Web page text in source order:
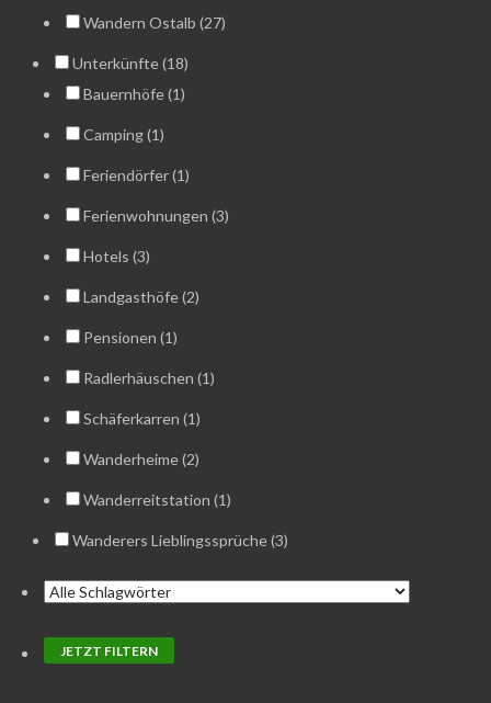
Wandern Ostalb (27)
Unterkünfte (18)
Bauernhöfe (1)
Camping (1)
Feriendörfer (1)
Ferienwohnungen (3)
Hotels (3)
Landgasthöfe (2)
Pensionen (1)
Radlerhäuschen (1)
Schäferkarren (1)
Wanderheime (2)
Wanderreitstation (1)
Wanderers Lieblingssprüche (3)